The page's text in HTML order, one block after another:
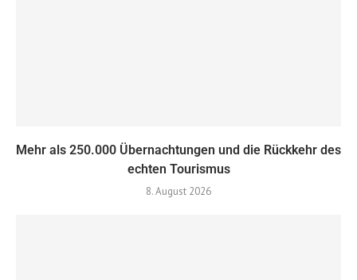
Mehr als 250.000 Übernachtungen und die Rückkehr des
echten Tourismus
8. August 2026